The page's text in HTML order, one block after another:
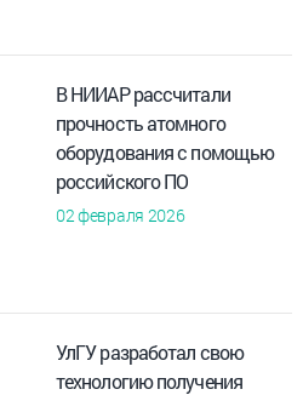
В НИИАР рассчитали
прочность атомного
оборудования с помощью
российского ПО
02 февраля 2026
УлГУ разработал свою
технологию получения